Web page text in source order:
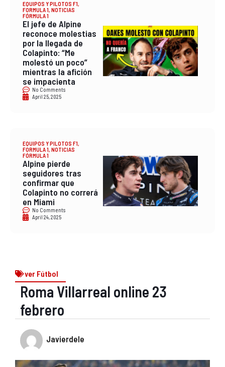
EQUIPOS Y PILOTOS F1,
FORMULA 1, NOTICIAS
FÓRMULA 1
El jefe de Alpine
reconoce molestias
por la llegada de
Colapinto: “Me
molestó un poco”
mientras la afición
se impacienta
No Comments
April 25, 2025
EQUIPOS Y PILOTOS F1,
FORMULA 1, NOTICIAS
FÓRMULA 1
Alpine pierde
seguidores tras
confirmar que
Colapinto no correrá
en Miami
No Comments
April 24, 2025
ver Fútbol
Roma Villarreal online 23
febrero
Javierdele